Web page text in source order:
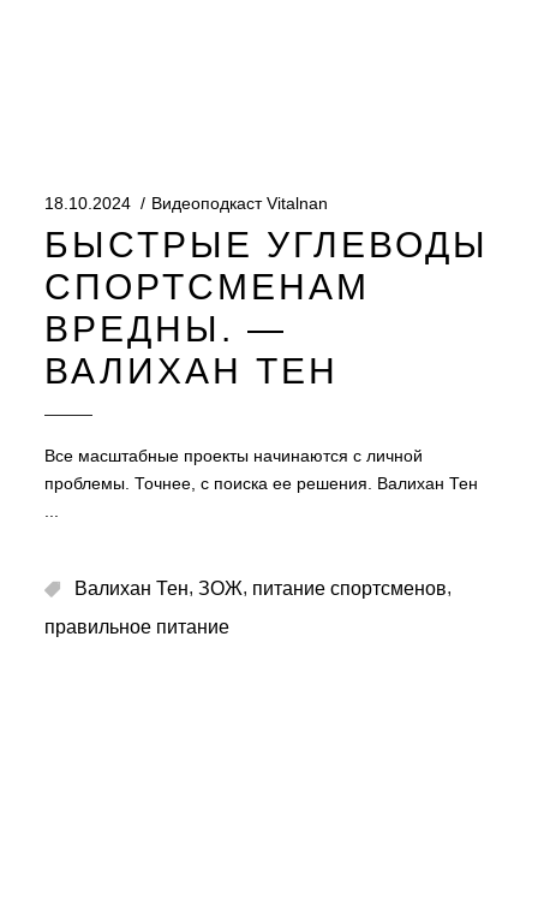
18.10.2024 Видеоподкаст Vitalnan
БЫСТРЫЕ УГЛЕВОДЫ
СПОРТСМЕНАМ
ВРЕДНЫ. —
ВАЛИХАН ТЕН
Все масштабные проекты начинаются с личной
проблемы. Точнее, с поиска ее решения. Валихан Тен
Валихан Тен, ЗОЖ, питание спортсменов,
правильное питание